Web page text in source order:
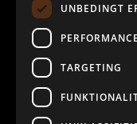
UNBEDINGT
PERFORMANCE
TARGETING